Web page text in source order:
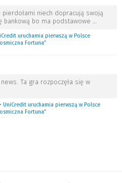
pierdołami niech dopracują swoją
bankową bo ma podstawowe
uruchamia pierwszą w Polsce
Fortuna”
Ta gra rozpoczęła się w
• UniCredit uruchamia pierwszą w Polsce
Fortuna”